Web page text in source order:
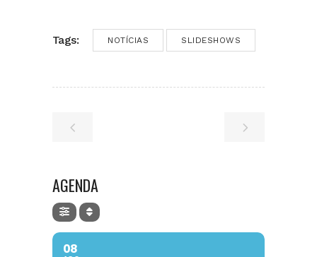
Tags: NOTÍCIAS SLIDESHOWS
AGENDA
08